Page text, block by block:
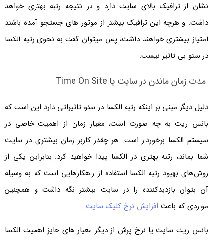
نشان از ترافیک بالای سایت دارد و در نتیجه رتبه بهتری خواهد
داشت. و هرچه این ترافیک بیشتر از موتور های جستجو آمده باشند
امتیاز بیشتری خواهند داشت، پس میتوان گفت به نحوی رتبه الکسا
در سئو بی تاثیر نیست.
مدت زمان ماندن در سایت یا Time On Site
دلیل دیگر مبنی بر اینکه رتبه الکسا در سئو تاثیراتی دارد این است که
بانس ریت به چه صورت است، معیار زمان از اهمیت خاصی در
سیستم الکسا برخوردار است. هر چقدر کاربر زمان بیشتری در سایت
شما بماند، رتبه بهتری در الکسا پیدا خواهید کرد. بنابراین یکی از
روش‌های بهبود رتبه الکسا استفاده از راهکارهایی است که به وسیله
آن بتوان بازدیدکننده را در سایت بیشتر نگه داشت و همچنین
مواردی که باعثافزایش نرخ کلیک سایت
بانس ریت سایت یا نرخ پرش از دیگر معیار های حایز اهمیت الکسا